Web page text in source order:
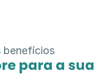
benefícios
para a sua